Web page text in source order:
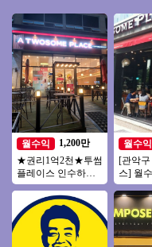
월수익
1,200만
★권리1억2천★투썸
플레이스 인수하세
요★특급◈동영상
바로 보내드립니다
월수익
[관악구
스] 월
수익/초
편한